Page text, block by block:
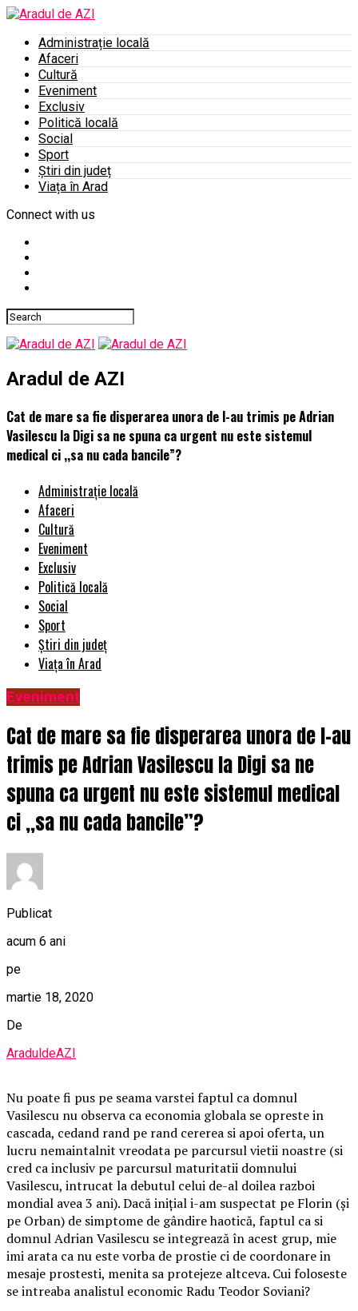
Administrație locală
Afaceri
Cultură
Eveniment
Exclusiv
Politică locală
Social
Sport
Știri din județ
Viața în Arad
Connect with us
Aradul de AZI
Cat de mare sa fie disperarea unora de l-au trimis pe Adrian
Vasilescu la Digi sa ne spuna ca urgent nu este sistemul
medical ci ,,sa nu cada bancile”?
Administrație locală
Afaceri
Cultură
Eveniment
Exclusiv
Politică locală
Social
Sport
Știri din județ
Viața în Arad
Eveniment
Cat de mare sa fie disperarea unora de l-au
trimis pe Adrian Vasilescu la Digi sa ne
spuna ca urgent nu este sistemul medical
ci ,,sa nu cada bancile”?
Publicat
acum 6 ani
pe
martie 18, 2020
De
AraduldeAZI
Nu poate fi pus pe seama varstei faptul ca domnul
Vasilescu nu observa ca economia globala se opreste in
cascada, cedand rand pe rand cererea si apoi oferta, un
lucru nemaintalnit vreodata pe parcursul vietii noastre (si
cred ca inclusiv pe parcursul maturitatii domnului
Vasilescu, intrucat la debutul celui de-al doilea razboi
mondial avea 3 ani). Dacă inițial i-am suspectat pe Florin (și
pe Orban) de simptome de gândire haotică, faptul ca si
domnul Adrian Vasilescu se integrează în acest grup, mie
imi arata ca nu este vorba de prostie ci de coordonare in
mesaje prostesti, menita sa protejeze altceva. Cui foloseste
se intreaba analistul economic Radu Teodor Soviani?